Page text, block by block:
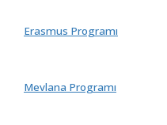
Erasmus Programı
Mevlana Programı